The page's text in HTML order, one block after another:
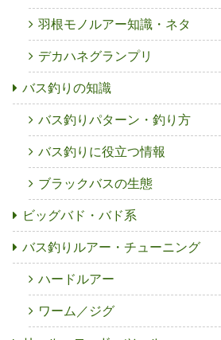
羽根モノルアー知識・ネタ
デカハネグランプリ
バス釣りの知識
バス釣りパターン・釣り方
バス釣りに役立つ情報
ブラックバスの生態
ビッグバド・バド系
バス釣りルアー・チューニング
ハードルアー
ワーム／ジグ